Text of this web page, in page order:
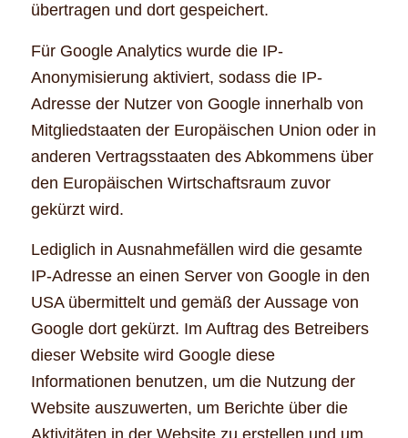
übertragen und dort gespeichert.
Für Google Analytics wurde die IP-
Anonymisierung aktiviert, sodass die IP-
Adresse der Nutzer von Google innerhalb von
Mitgliedstaaten der Europäischen Union oder in
anderen Vertragsstaaten des Abkommens über
den Europäischen Wirtschaftsraum zuvor
gekürzt wird.
Lediglich in Ausnahmefällen wird die gesamte
IP-Adresse an einen Server von Google in den
USA übermittelt und gemäß der Aussage von
Google dort gekürzt. Im Auftrag des Betreibers
dieser Website wird Google diese
Informationen benutzen, um die Nutzung der
Website auszuwerten, um Berichte über die